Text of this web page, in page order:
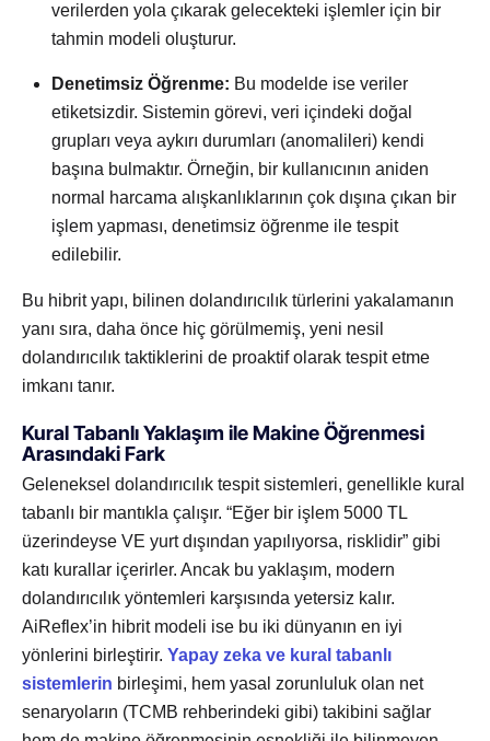
verilerden yola çıkarak gelecekteki işlemler için bir
tahmin modeli oluşturur.
Denetimsiz Öğrenme: Bu modelde ise veriler
etiketsizdir. Sistemin görevi, veri içindeki doğal
grupları veya aykırı durumları (anomalileri) kendi
başına bulmaktır. Örneğin, bir kullanıcının aniden
normal harcama alışkanlıklarının çok dışına çıkan bir
işlem yapması, denetimsiz öğrenme ile tespit
edilebilir.
Bu hibrit yapı, bilinen dolandırıcılık türlerini yakalamanın
yanı sıra, daha önce hiç görülmemiş, yeni nesil
dolandırıcılık taktiklerini de proaktif olarak tespit etme
imkanı tanır.
Kural Tabanlı Yaklaşım ile Makine Öğrenmesi
Arasındaki Fark
Geleneksel dolandırıcılık tespit sistemleri, genellikle kural
tabanlı bir mantıkla çalışır. “Eğer bir işlem 5000 TL
üzerindeyse VE yurt dışından yapılıyorsa, risklidir” gibi
katı kurallar içerirler. Ancak bu yaklaşım, modern
dolandırıcılık yöntemleri karşısında yetersiz kalır.
AiReflex’in hibrit modeli ise bu iki dünyanın en iyi
yönlerini birleştirir. Yapay zeka ve kural tabanlı
sistemlerin birleşimi, hem yasal zorunluluk olan net
senaryoların (TCMB rehberindeki gibi) takibini sağlar